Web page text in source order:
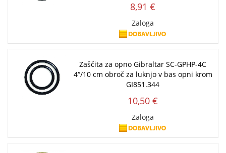
8,91 €
Zaloga
Zaščita za opno Gibraltar SC-GPHP-4C
4“/10 cm obroč za luknjo v bas opni krom
GI851.344
10,50 €
Zaloga